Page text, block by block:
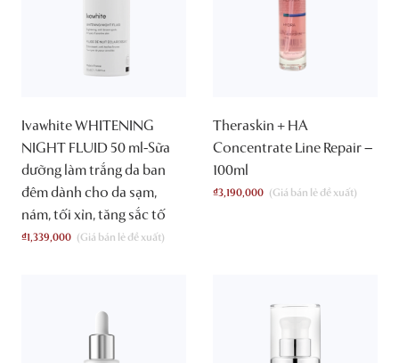
Ivawhite WHITENING
NIGHT FLUID 50 ml-Sữa
dưỡng làm trắng da ban
đêm dành cho da sạm,
nám, tối xỉn, tăng sắc tố
₫1,339,000
Theraskin + HA
Concentrate Line Repair –
100ml
₫3,190,000